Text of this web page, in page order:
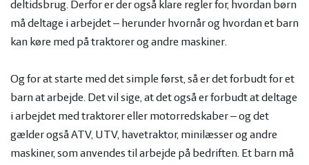
deltidsbrug. Derfor er der også klare regler for, hvordan børn
må deltage i arbejdet – herunder hvornår og hvordan et barn
kan køre med på traktorer og andre maskiner.
Og for at starte med det simple først, så er det forbudt for et
barn at arbejde. Det vil sige, at det også er forbudt at deltage
i arbejdet med traktorer eller motorredskaber – og det
gælder også ATV, UTV, havetraktor, minilæsser og andre
maskiner, som anvendes til arbejde på bedriften. Et barn må